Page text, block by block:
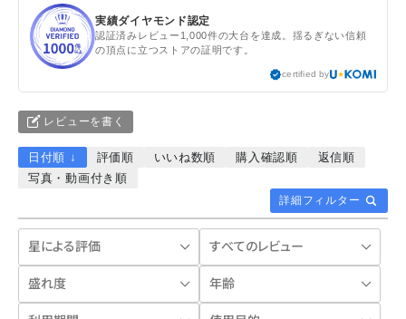
実績ダイヤモンド認定
認証済みレビュー1,000件の大台を達成。揺るぎない信頼
の頂点に立つストアの証明です。
certified by
レビューを書く
詳細フィルター
日付順 ↓ 評価順 いいね数順 購入確認順
返信順
写真・動画付き順